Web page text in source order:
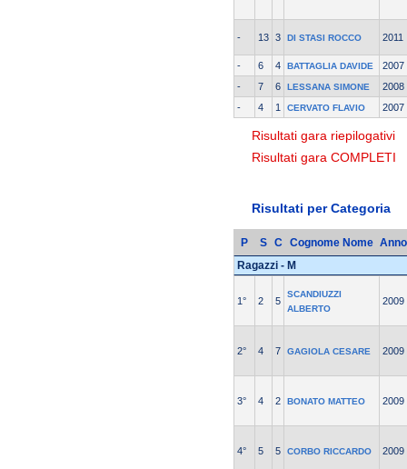
- 13 3 DI STASI ROCCO 2011
- 6 4 BATTAGLIA DAVIDE
2007
-
7 6 LESSANA SIMONE
2008
-
4 1 CERVATO FLAVIO 2007
Risultati gara riepilogativi
Risultati gara COMPLETI
Risultati per Categoria
P S C Cognome Nome Anno
Ragazzi - M
1° 2 5
SCANDIUZZI
ALBERTO
2009
2° 4 7 GAGIOLA CESARE 2009
3° 4 2 BONATO MATTEO 2009
4° 5 5 CORBO RICCARDO 2009